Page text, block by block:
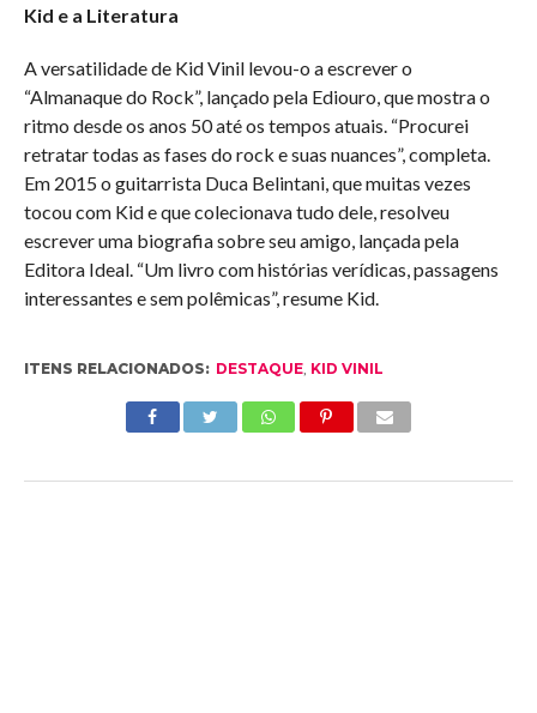
Kid e a Literatura
A versatilidade de Kid Vinil levou-o a escrever o
“Almanaque do Rock”, lançado pela Ediouro, que mostra o
ritmo desde os anos 50 até os tempos atuais. “Procurei
retratar todas as fases do rock e suas nuances”, completa.
Em 2015 o guitarrista Duca Belintani, que muitas vezes
tocou com Kid e que colecionava tudo dele, resolveu
escrever uma biografia sobre seu amigo, lançada pela
Editora Ideal. “Um livro com histórias verídicas, passagens
interessantes e sem polêmicas”, resume Kid.
ITENS RELACIONADOS: DESTAQUE, KID VINIL